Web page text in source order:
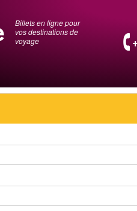
Billets en ligne pour
vos destinations de
voyage